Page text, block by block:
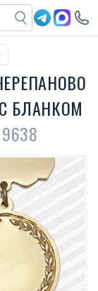
БЛАНКОМ